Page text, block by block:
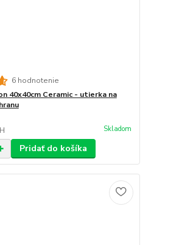
6 hodnotenie
40x40cm Ceramic - utierka na
Skladom
Pridať do košíka